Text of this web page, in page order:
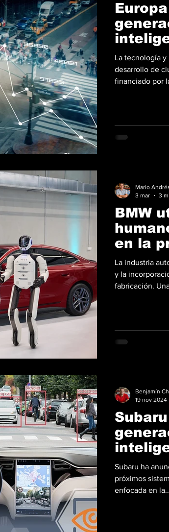
La tecnología y
desarrollo de
financiado por
impulsado bajo
internacionales
BMW
en la
La industria
y la
fabricación.
participen
En Europa, el
Mario
3 mar
3
Subaru ha
próximos
enfocada en
Benjamín
19 nov 2024